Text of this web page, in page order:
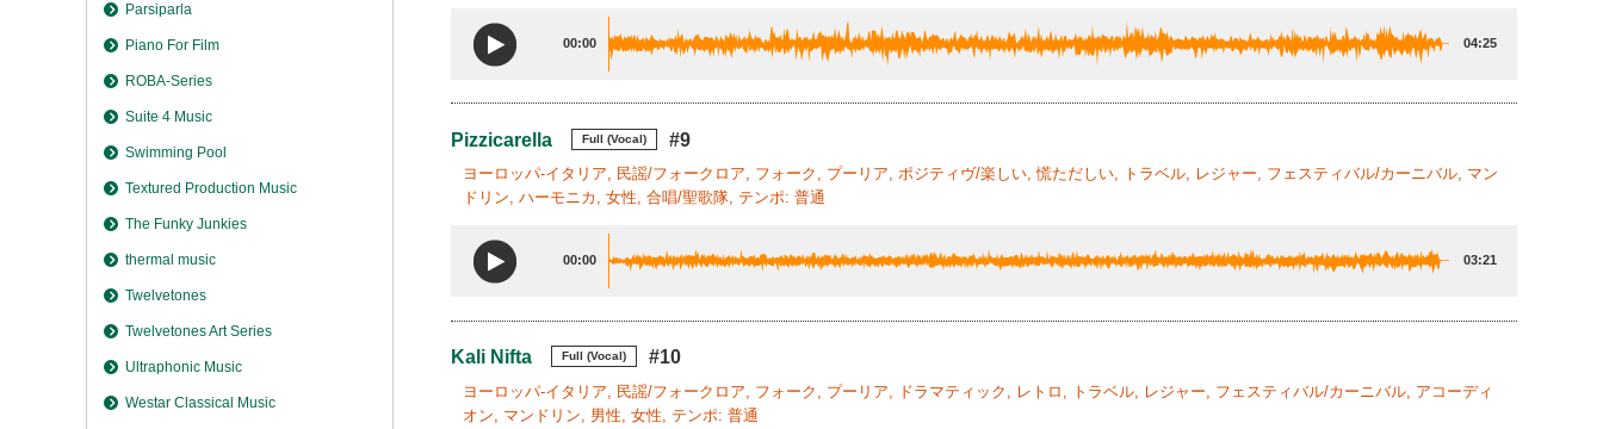
00:00 04:25
Pizzicarella Full (Vocal) #9
ヨーロッパ-イタリア, 民謡/フォークロア, フォーク, プーリア, ポジティヴ/楽しい, 慌ただしい, トラベル, レジャー, フェスティバル/カーニバル, マン
ドリン, ハーモニカ, 女性, 合唱/聖歌隊, テンポ: 普通
00:00 03:21
Kali Nifta Full (Vocal) #10
ヨーロッパ-イタリア, 民謡/フォークロア, フォーク, プーリア, ドラマティック, レトロ, トラベル, レジャー, フェスティバル/カーニバル, アコーディ
オン, マンドリン, 男性, 女性, テンポ: 普通
Parsiparla
Piano For Film
ROBA-Series
Suite 4 Music
Swimming Pool
Textured Production Music
The Funky Junkies
thermal music
Twelvetones
Twelvetones Art Series
Ultraphonic Music
Westar Classical Music